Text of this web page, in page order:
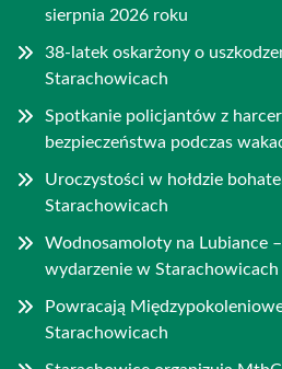
sierpnia 2026 roku
38-latek oskarżony o
Starachowicach
Spotkanie policjantów z
bezpieczeństwa podczas
Uroczystości w hołdzie
Starachowicach
Wodnosamoloty na Lubiance
wydarzenie w Starachowicach
Powracają
Starachowicach